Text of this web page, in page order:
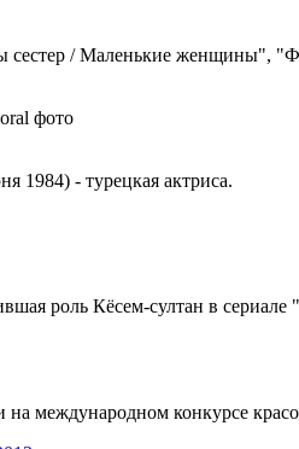
сестер / Маленькие женщины",
1984) - турецкая актриса.
роль Кёсем-султан в
международном конкурсе